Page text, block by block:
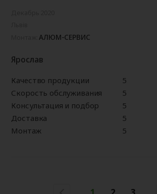
Монтаж:АЛЮМ-СЕРВИС
Ярослав
Качество продукции
5
Скорость обслуживания
5
Консультация и подбор
5
Доставка
5
Монтаж
5